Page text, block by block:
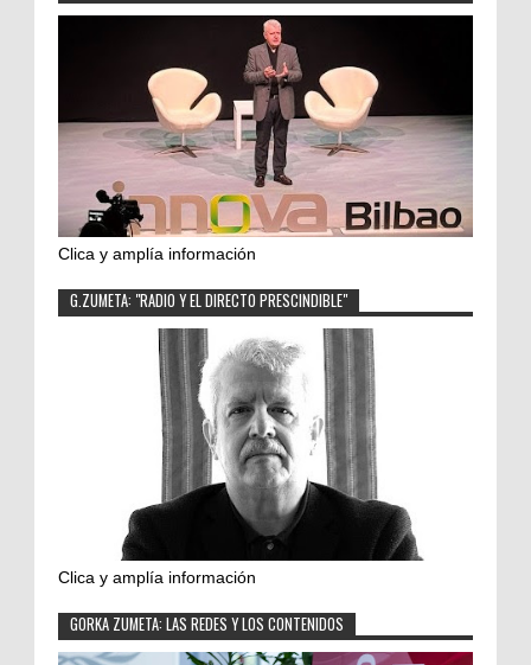
Clica y amplía información
G.ZUMETA: "RADIO Y EL DIRECTO PRESCINDIBLE"
Clica y amplía información
GORKA ZUMETA: LAS REDES Y LOS CONTENIDOS